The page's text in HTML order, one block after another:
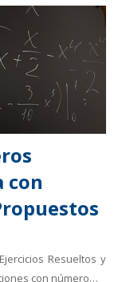
con
Resueltos y
con número…